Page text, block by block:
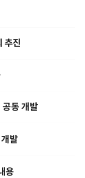
추진
동 개발
발
용